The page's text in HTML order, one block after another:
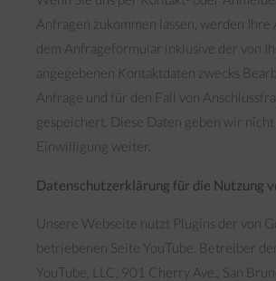
Anfragen zukommen lassen, werden Ihre
dem Anfrageformular inklusive der von
angegebenen Kontaktdaten zwecks
Anfrage und für den Fall von
gespeichert. Diese Daten geben wir
Einwilligung weiter.
Datenschutzerklärung für die Nutzung
Unsere Webseite nutzt Plugins der von
betriebenen Seite YouTube. Betreiber
YouTube, LLC, 901 Cherry Ave., San